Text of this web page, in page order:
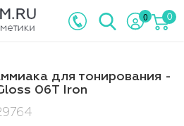
0 0
для тонирования -
06T Iron